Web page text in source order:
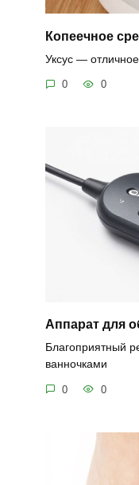
Копеечное
Уксус — отличное
0 0
Аппарат для
Благоприятный
ванночками
0 0